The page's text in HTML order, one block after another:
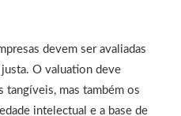
devem ser avaliadas
justa. O valuation deve
tangíveis, mas também os
intelectual e a base de